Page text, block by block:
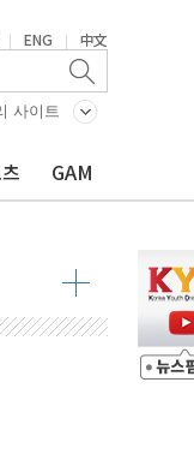
| ENG | 中文
사이트
GAM